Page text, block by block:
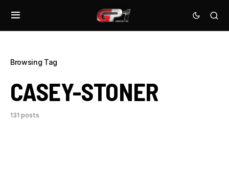
Browsing Tag
CASEY-STONER
131 posts